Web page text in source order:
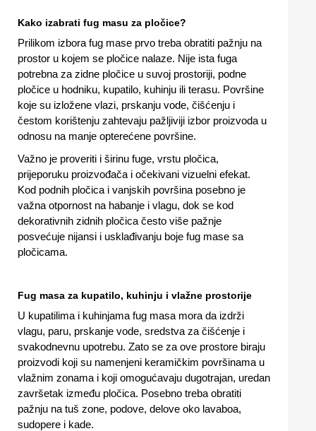
Kako izabrati fug masu za pločice?
Prilikom izbora fug mase prvo treba obratiti pažnju na
prostor u kojem se pločice nalaze. Nije ista fuga
potrebna za zidne pločice u suvoj prostoriji, podne
pločice u hodniku, kupatilo, kuhinju ili terasu. Površine
koje su izložene vlazi, prskanju vode, čišćenju i
čestom korištenju zahtevaju pažljiviji izbor proizvoda u
odnosu na manje opterećene površine.
Važno je proveriti i širinu fuge, vrstu pločica,
prijeporuku proizvođača i očekivani vizuelni efekat.
Kod podnih pločica i vanjskih površina posebno je
važna otpornost na habanje i vlagu, dok se kod
dekorativnih zidnih pločica često više pažnje
posvećuje nijansi i usklađivanju boje fug mase sa
pločicama.
Fug masa za kupatilo, kuhinju i vlažne prostorije
U kupatilima i kuhinjama fug masa mora da izdrži
vlagu, paru, prskanje vode, sredstva za čišćenje i
svakodnevnu upotrebu. Zato se za ove prostore biraju
proizvodi koji su namenjeni keramičkim površinama u
vlažnim zonama i koji omogućavaju dugotrajan, uredan
završetak između pločica. Posebno treba obratiti
pažnju na tuš zone, podove, delove oko lavaboa,
sudopere i kade.